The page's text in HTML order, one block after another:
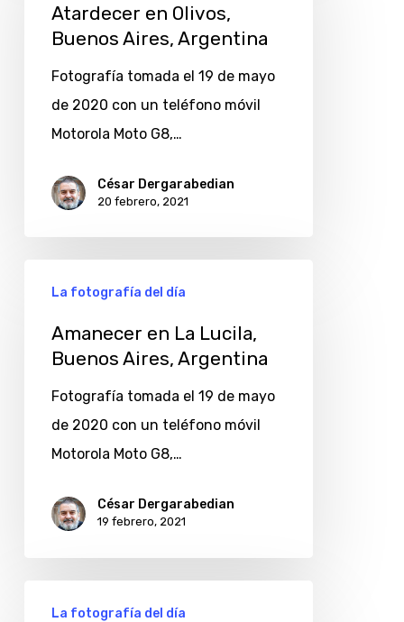
Olivos,
Buenos
Aires,
Argentina
Atardecer en Olivos,
Buenos Aires, Argentina
Fotografía tomada el 19 de mayo
de 2020 con un teléfono móvil
Motorola Moto G8,…
César Dergarabedian
20 febrero, 2021
Lucila,
Buenos
Aires,
Argentina
La fotografía del día
Amanecer en La Lucila,
Buenos Aires, Argentina
Fotografía tomada el 19 de mayo
de 2020 con un teléfono móvil
Motorola Moto G8,…
César Dergarabedian
19 febrero, 2021
La fotografía del día